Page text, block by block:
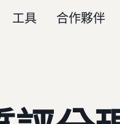
工具 合作夥伴